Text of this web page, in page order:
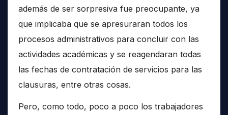
además de ser sorpresiva fue preocupante, ya
que implicaba que se apresuraran todos los
procesos administrativos para concluir con las
actividades académicas y se reagendaran todas
las fechas de contratación de servicios para las
clausuras, entre otras cosas.
Pero, como todo, poco a poco los trabajadores